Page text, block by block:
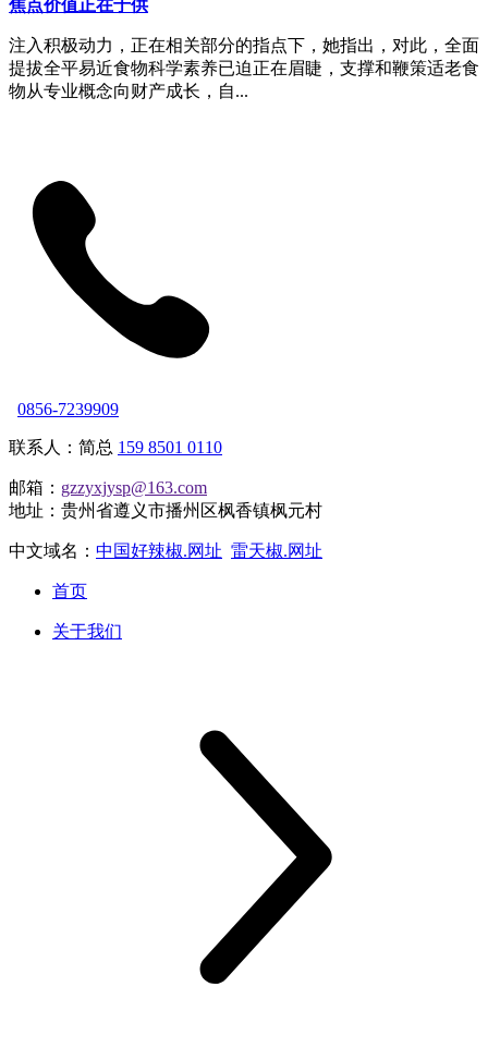
焦点价值正在于供
注入积极动力，正在相关部分的指点下，她指出，对此，全面
提拔全平易近食物科学素养已迫正在眉睫，支撑和鞭策适老食
物从专业概念向财产成长，自...
0856-7239909
联系人：简总 159 8501 0110
邮箱： gzzyxjysp@163.com
地址：贵州省遵义市播州区枫香镇枫元村
中文域名： 中国好辣椒.网址 雷天椒.网址
首页
关于我们